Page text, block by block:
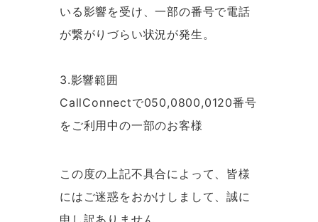
いる影響を受け、一部の番号で電話
が繋がりづらい状況が発生。
3.影響範囲
CallConnectで050,0800,0120番号
をご利用中の一部のお客様
この度の上記不具合によって、皆様
にはご迷惑をおかけしまして、誠に